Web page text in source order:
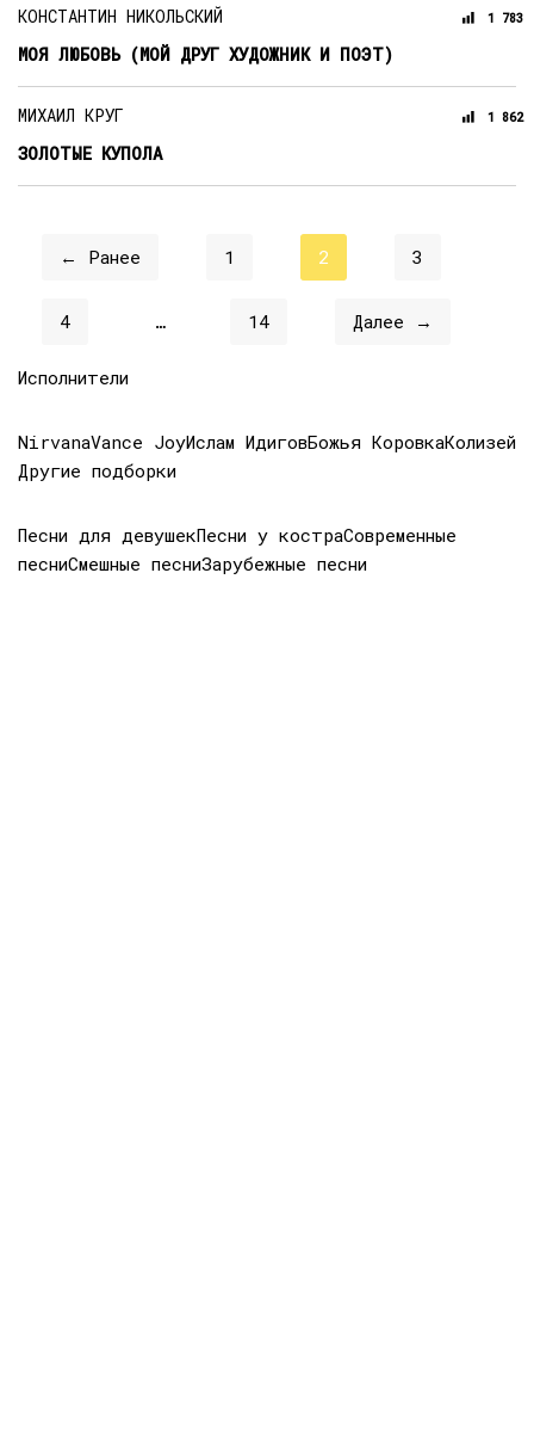
КОНСТАНТИН НИКОЛЬСКИЙ
МОЯ ЛЮБОВЬ (МОЙ ДРУГ ХУДОЖНИК И ПОЭТ)
1 783
МИХАИЛ КРУГ
ЗОЛОТЫЕ КУПОЛА
1 862
← Ранее 1 2 3
4 … 14 Далее →
Исполнители
NirvanaVance JoyИслам ИдиговБожья КоровкаКолизей
Другие подборки
Песни для девушекПесни у костраСовременные
песниСмешные песниЗарубежные песни